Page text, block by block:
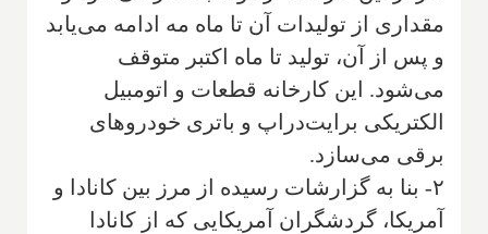
مقداری از تولیدات آن تا ماه مه ادامه می‌یابد
و پس از آن، تولید تا ماه اکتبر متوقف
می‌شود. این کارخانه قطعات و اتومبیل
الکتریکی برایت‌دراپ و باتری خودروهای
برقی می‌سازد.
۲- بنا به گزارشات رسیده از مرز بین کانادا و
آمریکا، گردشگران آمریکایی که از کانادا